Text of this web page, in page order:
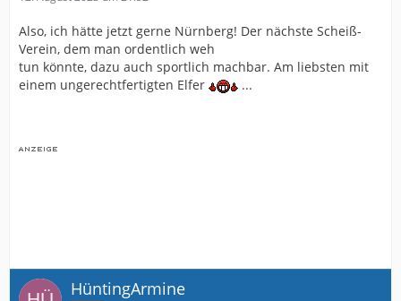
Also, ich hätte jetzt gerne Nürnberg! Der nächste Scheiß-
Verein, dem man ordentlich weh
tun könnte, dazu auch sportlich machbar. Am liebsten mit
einem ungerechtfertigten Elfer
...
HüntingArmine